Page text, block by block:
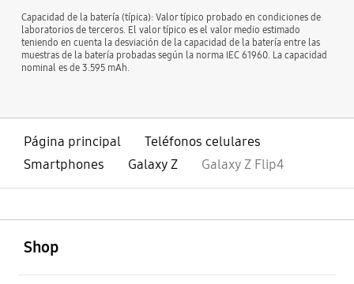
Capacidad de la batería (típica): Valor típico probado en condiciones de
laboratorios de terceros. El valor típico es el valor medio estimado
teniendo en cuenta la desviación de la capacidad de la batería entre las
muestras de la batería probadas según la norma IEC 61960. La capacidad
nominal es de 3.595 mAh.
Página principal
Teléfonos celulares
Smartphones
Galaxy Z Galaxy Z Flip4
Shop